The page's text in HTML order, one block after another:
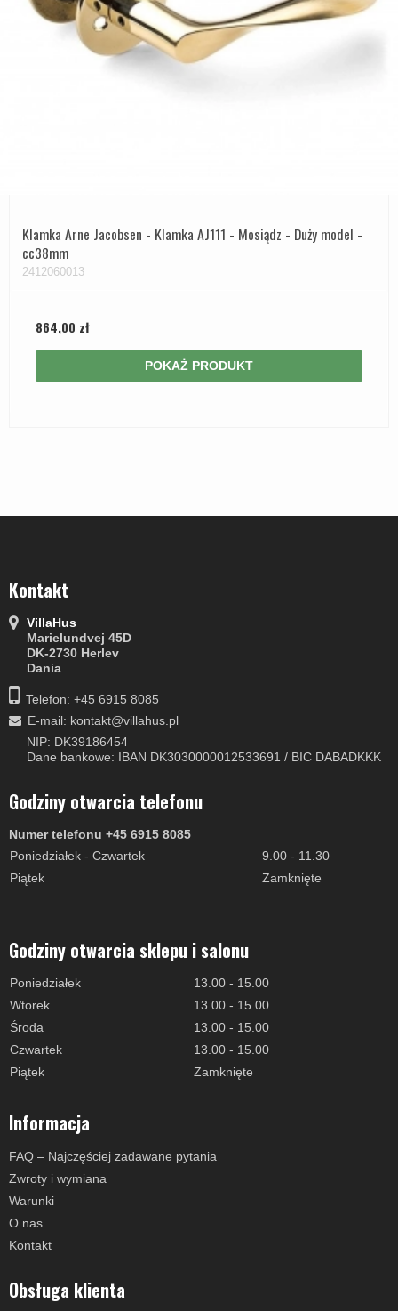
Klamka Arne Jacobsen - Klamka AJ111 - Mosiądz - Duży model -
cc38mm
2412060013
864,00 zł
POKAŻ PRODUKT
Kontakt
VillaHus
Marielundvej 45D
DK-2730 Herlev
Dania
Telefon: +45 6915 8085
E-mail: kontakt@villahus.pl
NIP: DK39186454
Dane bankowe: IBAN DK3030000012533691 / BIC DABADKKK
Godziny otwarcia telefonu
Numer telefonu +45 6915 8085
Poniedziałek - Czwartek
9.00 - 11.30
Piątek
Zamknięte
Godziny otwarcia sklepu i salonu
Poniedziałek
13.00 - 15.00
Wtorek
13.00 - 15.00
Środa
13.00 - 15.00
Czwartek
13.00 - 15.00
Piątek
Zamknięte
Informacja
FAQ – Najczęściej zadawane pytania
Zwroty i wymiana
Warunki
O nas
Kontakt
Obsługa klienta